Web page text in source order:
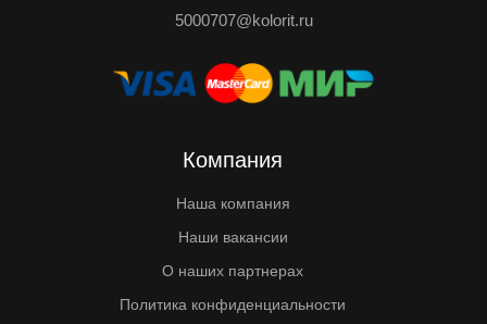
5000707@kolorit.ru
Компания
Наша компания
Наши вакансии
О наших партнерах
Политика конфиденциальности